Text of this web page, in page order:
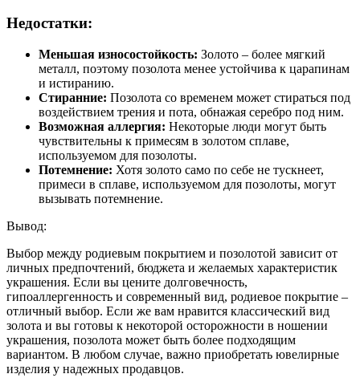
Недостатки:
Меньшая износостойкость: Золото – более мягкий
металл, поэтому позолота менее устойчива к царапинам
и истиранию.
Стиранние: Позолота со временем может стираться под
воздействием трения и пота, обнажая серебро под ним.
Возможная аллергия: Некоторые люди могут быть
чувствительны к примесям в золотом сплаве,
используемом для позолоты.
Потемнение: Хотя золото само по себе не тускнеет,
примеси в сплаве, используемом для позолоты, могут
вызывать потемнение.
Вывод:
Выбор между родиевым покрытием и позолотой зависит от
личных предпочтений, бюджета и желаемых характеристик
украшения. Если вы цените долговечность,
гипоаллергенность и современный вид, родиевое покрытие –
отличный выбор. Если же вам нравится классический вид
золота и вы готовы к некоторой осторожности в ношении
украшения, позолота может быть более подходящим
вариантом. В любом случае, важно приобретать ювелирные
изделия у надежных продавцов.